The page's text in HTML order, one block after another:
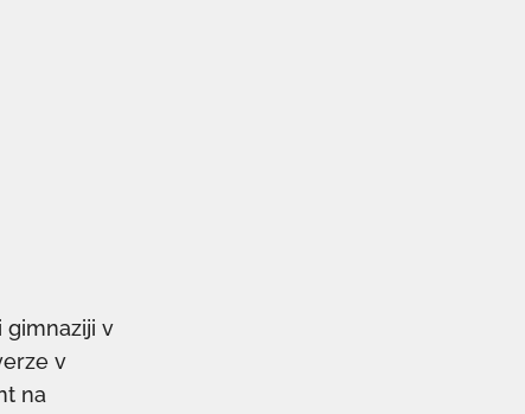
gimnaziji v
v
na